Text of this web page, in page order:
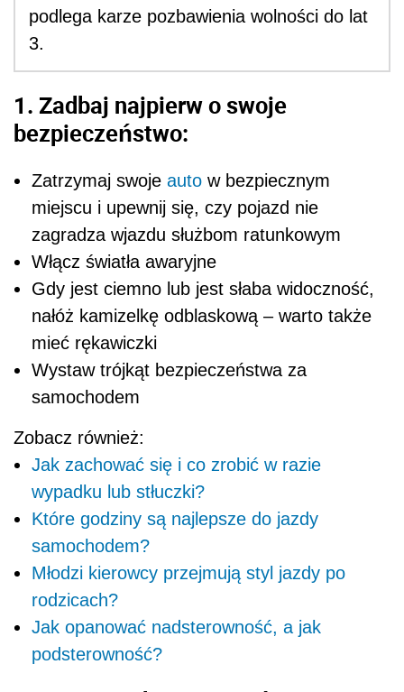
podlega karze pozbawienia wolności do lat
3.
1. Zadbaj najpierw o swoje
bezpieczeństwo:
Zatrzymaj swoje auto w bezpiecznym
miejscu i upewnij się, czy pojazd nie
zagradza wjazdu służbom ratunkowym
Włącz światła awaryjne
Gdy jest ciemno lub jest słaba widoczność,
nałóż kamizelkę odblaskową – warto także
mieć rękawiczki
Wystaw trójkąt bezpieczeństwa za
samochodem
Zobacz również:
Jak zachować się i co zrobić w razie
wypadku lub stłuczki?
Które godziny są najlepsze do jazdy
samochodem?
Młodzi kierowcy przejmują styl jazdy po
rodzicach?
Jak opanować nadsterowność, a jak
podsterowność?